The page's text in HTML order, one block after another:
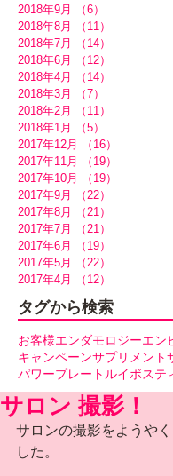
2018年9月
（6）
2018年8月
（11）
2018年7月
（14）
2018年6月
（12）
2018年4月
（14）
2018年3月
（7）
2018年2月
（11）
2018年1月
（5）
2017年12月
（16）
2017年11月
（19）
2017年10月
（19）
2017年9月
（22）
2017年8月
（21）
2017年7月
（21）
2017年6月
（19）
2017年5月
（22）
2017年4月
（12）
タグから検索
お客様エンダモロジーエン
キャンペーンサプリメント
パワープレート ルイボステ
サロン 撮影！
サロンの撮影をようや
した。